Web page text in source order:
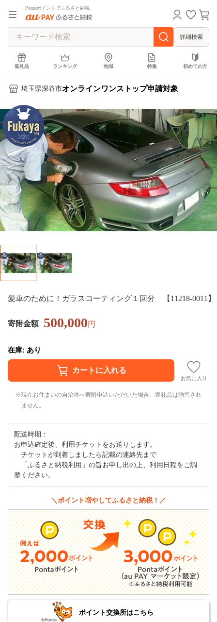
Pontaポイントでふるさと納税
詳細検索
返礼品 ランキング 地域 特集 初めての方
埼玉県深谷市オンラインワンストップ申請対象
愛車のために！ガラスコーティング１回分 【11218-0011】
寄附金額 500,000円
在庫: あり
お気に入り
現在お住まいの自治体へ寄附申込いただいた場合、返礼品は贈答され
ません。
配送時期：
お申込確定後、利用チケットをお送りします。
チケットが到着しましたら記載の連絡先まで
「ふるさと納税利用」の旨お申し出の上、利用日程をご調
整ください。
＼ポイント増やしてふるさと納税！／
ポイント交換所はこちら